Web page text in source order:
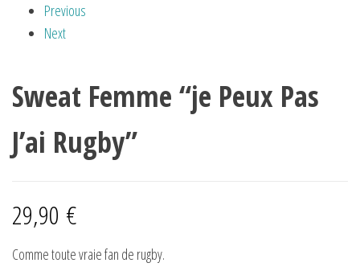
Previous
Next
Sweat Femme “je Peux Pas
J’ai Rugby”
29,90 €
Comme toute vraie fan de rugby.